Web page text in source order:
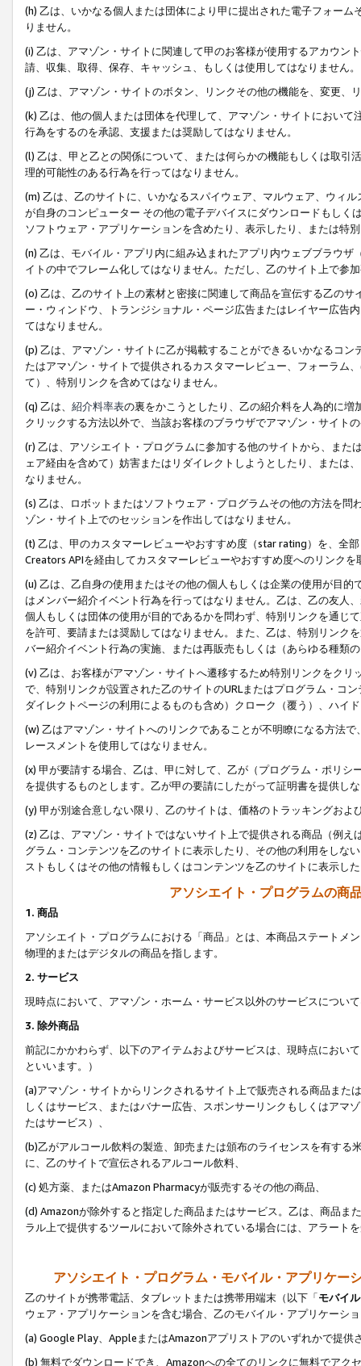
(h) 乙は、いかなる個人または団体により甲に提出された電子フォー
りません。
(i) 乙は、アマゾン・サイトに関連して甲のお客様が使用するアカウン
請、収集、取得、保存、キャッシュ、もしくは使用してはなりません。
(j) 乙は、アマゾン・サイトのボタン、リンクその他の機能を、変更、
(k) 乙は、他の個人または団体を代理して、アマゾン・サイトにおい
行為をするのを承認、支援または奨励してはなりません。
(l) 乙は、甲と乙との関係について、または何らかの機能もしくは取
理的可能性のある行為を行ってはなりません。
(m) 乙は、乙のサイトに、いかなるスパイウェア、マルウェア、ウィ
が自身のコンピューター その他の電子デバイスにダウンロードもし
ソフトウェア・アプリケーションを含めたり、表示したり、または特
(n) 乙は、モバイル・アプリ内に組み込まれたアプリ内ウェブブラウ
イトの中でフレーム化してはなりません。ただし、乙のサイト上で参
(o) 乙は、乙のサイト上の素材と密接に関連して商品を宣伝する乙の
ー・ウィンドウ、トランジショナル・ページ広告またはレイヤー広告
てはなりません。
(p) 乙は、アマゾン・サイトに乙が掲載することができるいかなるコ
たはアマゾン・サイトで提供されるカスタマーレビュー、フォーラム
て）、特別リンクを含めてはなりません。
(q) 乙は、 紹介料率表の裏をかこうとしたり、乙の紹介料を人為的に
クリックする方法以外で、当該お客様のブラウザでアマゾン・サイト
(r) 乙は、アソシエイト・プログラムに参加する他のサイトから、ま
ェア経由を含めて）妨害またはリダイレクトしようとしたり、または
なりません。
(s) 乙は、ロボットまたはソフトウェア・プログラムその他の方法を
ゾン・サイト上でのセッションを作出してはなりません。
(t) 乙は、甲のカスタマーレビューやおすすめ度（star rating）を、全
Creators APIを経由してカスタマーレビューやおすすめ度へのリンクを
(u) 乙は、乙自身の使用またはその他の個人もしくは企業の使用が目
はメンバー紹介イベント行為を行ってはなりません。乙は、乙の友人
個人もしくは団体の使用が目的であるかを問わず、特別リンクを通じ
を許可、要請または奨励してはなりません。また、乙は、特別リンク
バー紹介イベント行為の実施、または再販売もしくは（あらゆる種類
(v) 乙は、お客様がアマゾン・サイトへ遷移するため特別リンクをク
で、特別リンクが設置された乙のサイトのURLまたはプログラム・コ
ダイレクトページの利用によるものも含め）クローク（覆う）、ハイ
(w) 乙はアマゾン・サイトへのリンクであることが不明瞭になる方法
レースメントを使用してはなりません。
(x) 甲が要請する場合、乙は、甲に対して、乙が（プログラム・ポリ
を提供するものとします。乙が甲の要請にしたがって証明書を提供し
(y) 甲が別途合意しない限り、乙のサイトは、価格のトラッキングお
(z) 乙は、アマゾン・サイトではないサイト上で提供される商品（例
グラム・コンテンツを乙のサイトに表示したり、その他の利用をしな
ストもしくはその他の情報もしくはコンテンツを乙のサイトに表示し
アソシエイト・プログラムの商
1. 商品
アソシエイト・プログラムにおける「商品」とは、本商品ステートメ
物理的またはデジタルの商品を指します。
2. サービス
現時点において、アマゾン・ホーム・サービス以外のサービスについ
3. 除外商品
前記にかかわらず、以下のアイテムおよびサービスは、現時点におい
といいます。）
(a)アマゾン・サイトからリンクされるサイト上で販売される商品ま
しくはサービス、またはバナー広告、スポンサーリンクもしくはアマ
たはサービス）、
(b)乙がアルコール飲料の製造、卸売または頒布のライセンスを有す
に、乙のサイトで宣伝されるアルコール飲料、
(c) 処方薬、またはAmazon Pharmacyが販売するその他の商品、
(d) Amazonが除外すると指定した商品またはサービス。乙は、商品ま
ラル上で提供するツールにおいて除外されている場合には、アラート
アソシエイト・プログラム・モバイル・アプリケー
乙のサイトが携帯電話、タブレットまたは携帯用端末（以下「モバイ
ウェア・アプリケーションを含む場合、乙のモバイル・アプリケーシ
(a) Google Play、AppleまたはAmazonアプリストアのいずれかで提供
(b) 無料でダウンロードでき、Amazonへの全てのリンクに無料でアク